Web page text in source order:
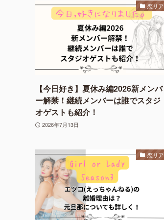
恋リア
【今日好き】夏休み編2026新メンバ
ー解禁！継続メンバーは誰でスタジ
オゲストも紹介！
2026年7月13日
恋リア